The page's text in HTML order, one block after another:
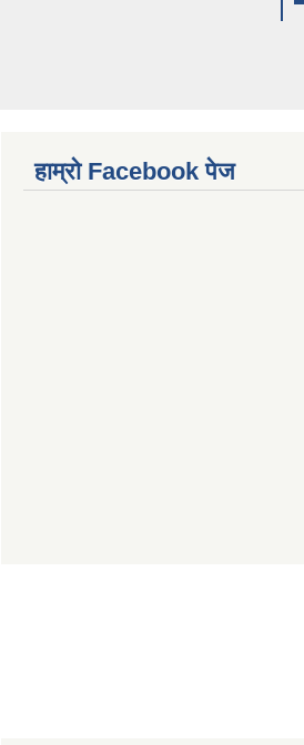
हाम्राे Facebook पेज